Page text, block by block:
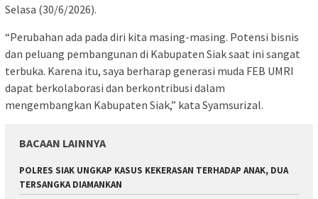
Selasa (30/6/2026).
“Perubahan ada pada diri kita masing-masing. Potensi bisnis
dan peluang pembangunan di Kabupaten Siak saat ini sangat
terbuka. Karena itu, saya berharap generasi muda FEB UMRI
dapat berkolaborasi dan berkontribusi dalam
mengembangkan Kabupaten Siak,” kata Syamsurizal.
BACAAN LAINNYA
POLRES SIAK UNGKAP KASUS KEKERASAN TERHADAP ANAK, DUA
TERSANGKA DIAMANKAN